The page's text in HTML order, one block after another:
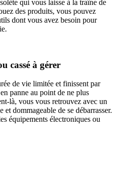
qui vous laisse à la traîne de
des produits, vous pouvez
dont vous avez besoin pour
cassé à gérer
de vie limitée et finissent par
panne au point de ne plus
là, vous vous retrouvez avec un
dommageable de se débarrasser.
équipements électroniques ou